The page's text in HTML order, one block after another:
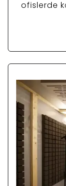
ofislerde